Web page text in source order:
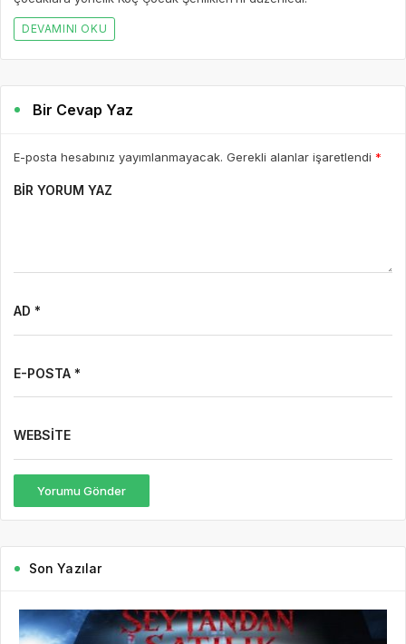
DEVAMINI OKU
Bir Cevap Yaz
E-posta hesabınız yayımlanmayacak. Gerekli alanlar işaretlendi *
BIR YORUM YAZ
AD *
E-POSTA *
WEBSITE
Yorumu Gönder
Son Yazılar